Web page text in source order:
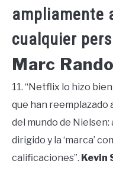
ampliamente
cualquier
Marc
11. “Netflix lo hizo
que han reemplazado
del mundo de
dirigido y la ‘marca’
calificaciones”. Kevin